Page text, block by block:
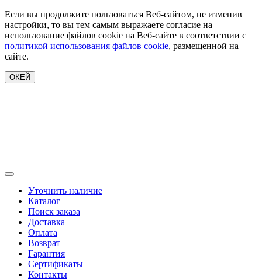
Если вы продолжите пользоваться Веб-сайтом, не изменив
настройки, то вы тем самым выражаете согласие на
использование файлов cookie на Веб-сайте в соответствии с
политикой использования файлов cookie, размещенной на
сайте.
ОКЕЙ
Уточнить наличие
Каталог
Поиск заказа
Доставка
Оплата
Возврат
Гарантия
Сертификаты
Контакты